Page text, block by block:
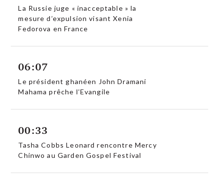
La Russie juge « inacceptable » la
mesure d’expulsion visant Xenia
Fedorova en France
06:07
Le président ghanéen John Dramani
Mahama prêche l’Evangile
00:33
Tasha Cobbs Leonard rencontre Mercy
Chinwo au Garden Gospel Festival